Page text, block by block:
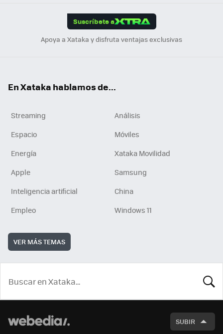
Suscríbete a
Apoya a Xataka y disfruta ventajas exclusivas
En Xataka hablamos de...
Streaming
Análisis
Espacio
Móviles
Energía
Xataka Movilidad
Apple
Samsung
Inteligencia artificial
China
Empleo
Windows 11
VER MÁS TEMAS
SUBIR